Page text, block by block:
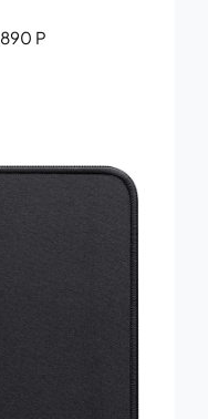
P